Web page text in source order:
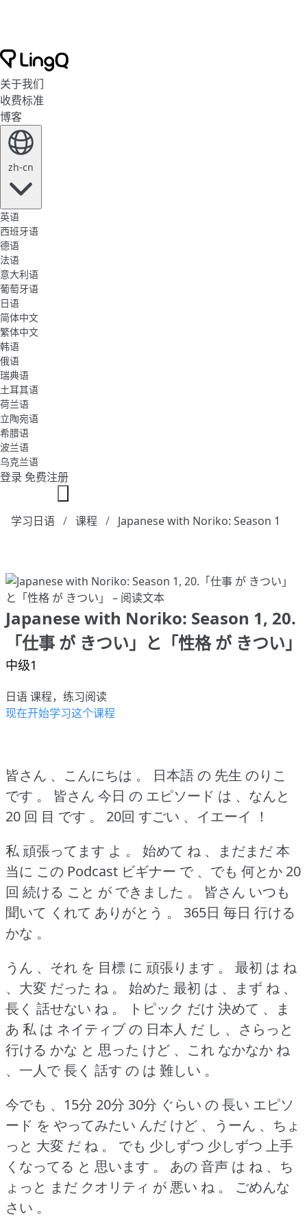
关于我们
收费标准
博客
zh-cn
英语
西班牙语
德语
法语
意大利语
葡萄牙语
日语
简体中文
繁体中文
韩语
俄语
瑞典语
土耳其语
荷兰语
立陶宛语
希腊语
波兰语
乌克兰语
登录 免费注册
学习日语 课程 Japanese with Noriko: Season 1
Japanese with Noriko: Season 1, 20.
「仕事 が きつい」と「性格 が きつい」
中级1
日语 课程，练习阅读
现在开始学习这个课程
皆さん 、こんにちは 。
日本語 の 先生 のりこ
です 。
皆さん 今日 の エピソード は 、なんと
20 回 目 です 。
20回 すごい 、イエーイ ！
私 頑張ってます よ 。
始めて ね 、まだまだ 本
当に この Podcast ビギナー で 、でも 何とか 20
回 続ける こと が できました 。
皆さん いつも
聞いて くれて ありがとう 。
365日 毎日 行ける
かな 。
うん 、それ を 目標 に 頑張ります 。
最初 は ね
、大変 だった ね 。
始めた 最初 は 、まず ね 、
長く 話せない ね 。
トピック だけ 決めて 、ま
あ 私 は ネイティブ の 日本人 だ し 、さらっと
行ける かな と 思った けど 、これ なかなか ね
、一人で 長く 話す の は 難しい 。
今でも 、15分 20分 30分 ぐらい の 長い エピソ
ード を やってみたい んだ けど 、うーん 、ちょ
っと 大変 だ ね 。
でも 少しずつ 少しずつ 上手
くなってる と 思います 。
あの 音声 は ね 、ち
ょっと まだ クオリティ が 悪い ね 。
ごめんな
さい 。